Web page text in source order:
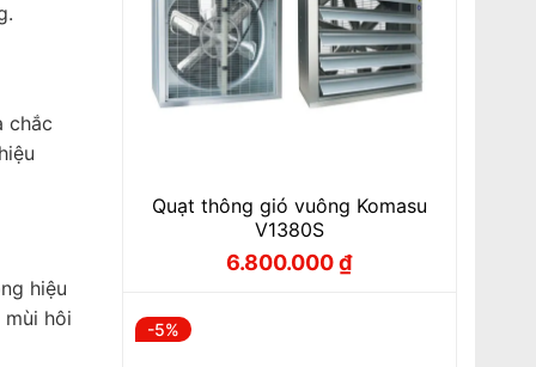
chắc
hiệu
hôi
Quạt thông gió vuông Komasu
V1380S
Giá
6.800.000₫
Giá
-5%